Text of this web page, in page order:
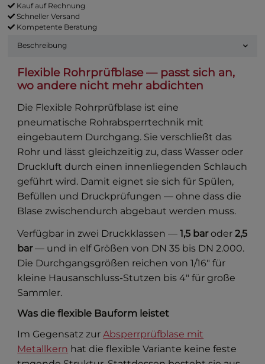
Kauf auf Rechnung
Schneller Versand
Kompetente Beratung
Beschreibung
Flexible Rohrprüfblase — passt sich an,
wo andere nicht mehr abdichten
Die Flexible Rohrprüfblase ist eine
pneumatische Rohrabsperrtechnik mit
eingebautem Durchgang. Sie verschließt das
Rohr und lässt gleichzeitig zu, dass Wasser oder
Druckluft durch einen innenliegenden Schlauch
geführt wird. Damit eignet sie sich für Spülen,
Befüllen und Druckprüfungen — ohne dass die
Blase zwischendurch abgebaut werden muss.
Verfügbar in zwei Druckklassen —1,5 baroder2,5
bar— und in elf Größen von DN 35 bis DN 2.000.
Die Durchgangsgrößen reichen von 1/16" für
kleine Hausanschluss-Stutzen bis 4" für große
Sammler.
Was die flexible Bauform leistet
Im Gegensatz zurAbsperrprüfblase mit
Metallkern hat die flexible Variante keine feste